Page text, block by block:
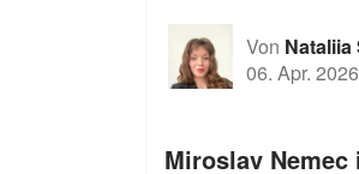
Von
06. Apr. 2026
Miroslav